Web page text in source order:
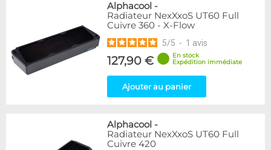
Alphacool -
Radiateur NexXxoS UT60 Full
Cuivre 360 - X-Flow
5/5 - 1 avis
127,90 €
En stock
Expédition immédiate
Ajouter au panier
Alphacool -
Radiateur NexXxoS UT60 Full
Cuivre 420